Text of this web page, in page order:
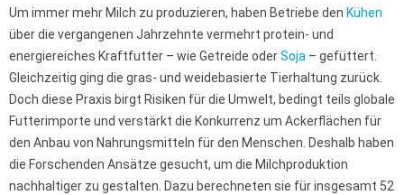
Um immer mehr Milch zu produzieren, haben Betriebe den Kühen
über die vergangenen Jahrzehnte vermehrt protein- und
energiereiches Kraftfutter – wie Getreide oderSoja – gefüttert.
Gleichzeitig ging die gras- und weidebasierte Tierhaltung zurück.
Doch diese Praxis birgt Risiken für die Umwelt, bedingt teils globale
Futterimporte und verstärkt die Konkurrenz um Ackerflächen für
den Anbau von Nahrungsmitteln für den Menschen. Deshalb haben
die Forschenden Ansätze gesucht, um die Milchproduktion
nachhaltiger zu gestalten. Dazu berechneten sie für insgesamt 52